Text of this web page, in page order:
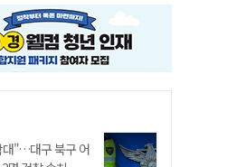
대"…대구 북구 어